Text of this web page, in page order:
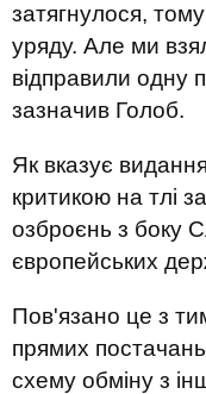
затягнулося,
уряду. Але ми
відправили одну
зазначив Голоб.
Як вказує
критикою на тлі
озброєнь з боку
європейських
Пов'язано це з
прямих постачань
схему обміну з